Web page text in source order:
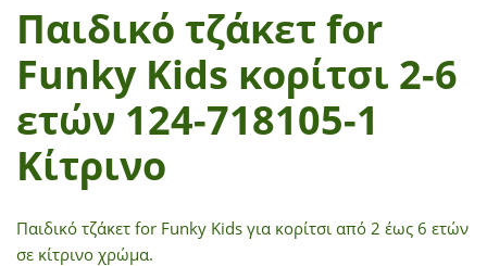
Παιδικό τζάκετ for
Funky Kids κορίτσι 2-6
ετών 124-718105-1
Κίτρινο
Παιδικό τζάκετ for Funky Kids για κορίτσι από 2 έως 6 ετών
σε κίτρινο χρώμα.